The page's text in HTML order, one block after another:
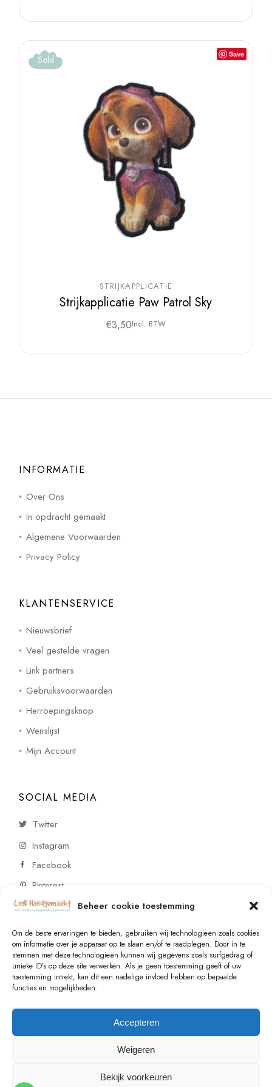
Beheer cookie toestemming
Om de beste ervaringen te bieden, gebruiken wij technologieën zoals cookies
om informatie over je apparaat op te slaan en/of te raadplegen. Door in te
stemmen met deze technologieën kunnen wij gegevens zoals surfgedrag of
unieke ID's op deze site verwerken. Als je geen toestemming geeft of uw
toestemming intrekt, kan dit een nadelige invloed hebben op bepaalde
functies en mogelijkheden.
Accepteren
Weigeren
Bekijk voorkeuren
Save
Sold
STRIJKAPPLICATIE
Strijkapplicatie Paw Patrol Sky
€3,50Incl. BTW
INFORMATIE
Over Ons
In opdracht gemaakt
Algemene Voorwaarden
Privacy Policy
KLANTENSERVICE
Nieuwsbrief
Veel gestelde vragen
Link partners
Gebruiksvoorwaarden
Herroepingsknop
Wenslijst
Mijn Account
SOCIAL MEDIA
Twitter
Instagram
Facebook
Pinterest
CONTACT
Vragen of wensen? Neem contact op!
+31 (0)6 229 021 29
© 2023 , All Rights Reserved